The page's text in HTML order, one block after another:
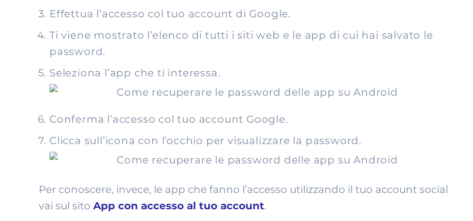
Effettua l’accesso col tuo account di Google.
Ti viene mostrato l’elenco di tutti i siti web e le app di cui hai salvato le
password.
Seleziona l’app che ti interessa.
Conferma l’accesso col tuo account Google.
Clicca sull’icona con l’occhio per visualizzare la password.
Per conoscere, invece, le app che fanno l’accesso utilizzando il tuo account social
vai sul sito App con accesso al tuo account.